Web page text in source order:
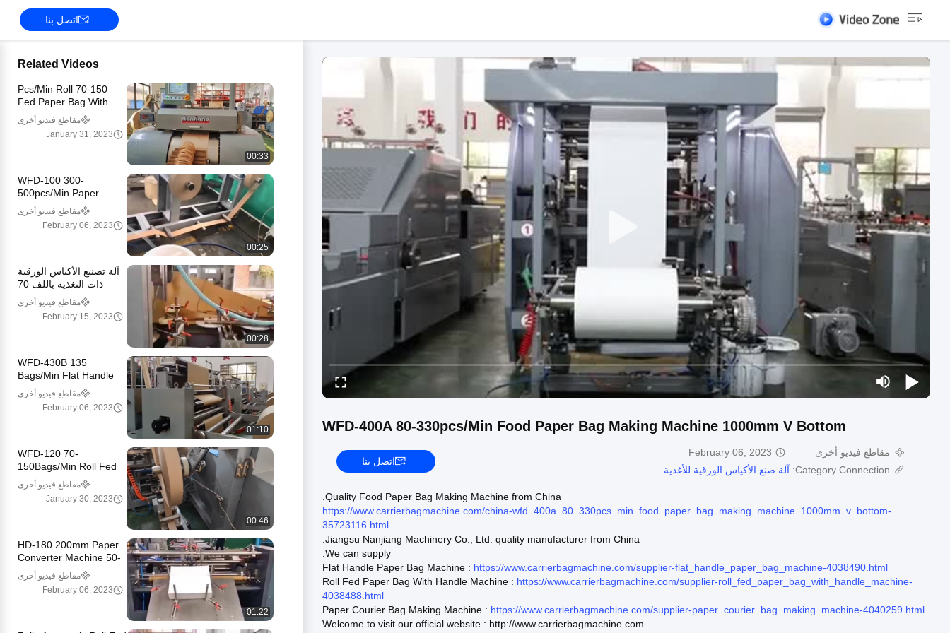
اتصل بنا
WFD-400A 80-330pcs/Min Food Paper Bag Making Machine 1000mm V Bottom
مقاطع فيديو أخرى
February 06, 2023
Category Connection: آلة صنع الأكياس الورقية للأغذية
اتصل بنا
Quality Food Paper Bag Making Machine from China.
https://www.carrierbagmachine.com/china-wfd_400a_80_330pcs_min_food_paper_bag_making_machine_1000mm_v_bottom-
35723116.html
Jiangsu Nanjiang Machinery Co., Ltd. quality manufacturer from China.
We can supply:
Flat Handle Paper Bag Machine : https://www.carrierbagmachine.com/supplier-flat_handle_paper_bag_machine-4038490.html
Roll Fed Paper Bag With Handle Machine : https://www.carrierbagmachine.com/supplier-roll_fed_paper_bag_with_handle_machine-
4038488.html
Paper Courier Bag Making Machine : https://www.carrierbagmachine.com/supplier-paper_courier_bag_making_machine-4040259.html
Welcome to visit our official website : http://www.carrierbagmachine.com
Related Videos
00:33
70-150 Pcs/Min Roll
Fed Paper Bag With
Handle Machine
Automatic WFD-330
مقاطع فيديو أخرى
January 31, 2023
00:25
WFD-100 300-
500pcs/Min Paper
Handle Making Machine
3-5mm High Speed
مقاطع فيديو أخرى
February 06, 2023
00:28
آلة تصنيع الأكياس الورقية
ذات التغذية باللف 70
قطعة / دقيقة ، آلة صنع
الأكياس البريدية 80-250
مللي متر
مقاطع فيديو أخرى
February 15, 2023
01:10
WFD-430B 135
Bags/Min Flat Handle
Paper Bag Machine 80-
200mm Roll Fed
Square Bottom
مقاطع فيديو أخرى
February 06, 2023
00:46
WFD-120 70-
150Bags/Min Roll Fed
Food Paper Bag Making
Machine Twisted
Handle Fully Automatic
مقاطع فيديو أخرى
January 30, 2023
01:22
HD-180 200mm Paper
Converter Machine 50-
90pcs/Min Sheet Fed
Square Bottom Paper
Bag Machine
مقاطع فيديو أخرى
February 06, 2023